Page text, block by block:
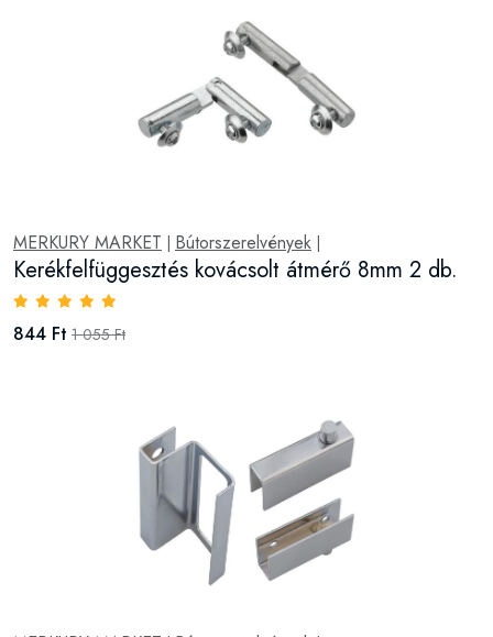
MERKURY MARKET Bútorszerelvények
Kerékfelfüggesztés kovácsolt átmérő 8mm 2 db.
844 Ft 1 055 Ft